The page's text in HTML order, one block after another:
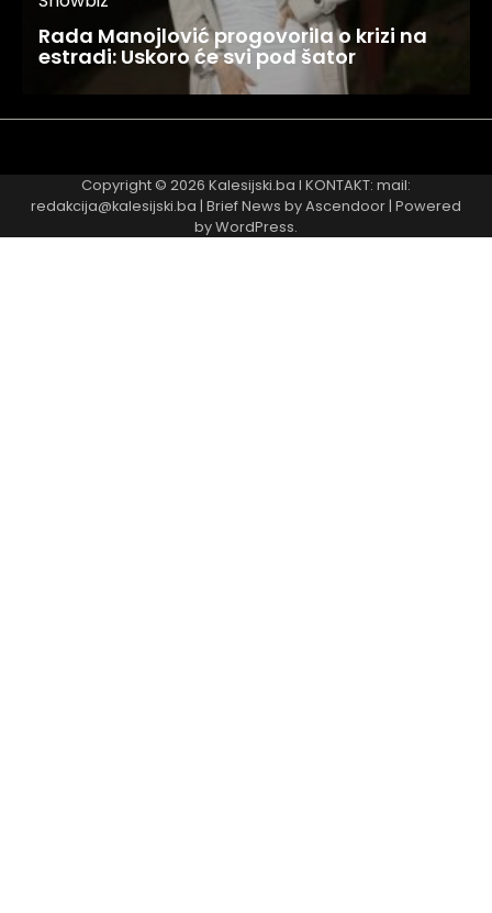
Rada Manojlović progovorila o krizi na
estradi: Uskoro će svi pod šator
Copyright © 2026 Kalesijski.ba I KONTAKT: mail:
redakcija@kalesijski.ba | Brief News byAscendoor| Powered
byWordPress.